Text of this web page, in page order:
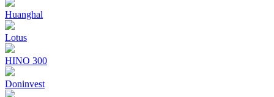
Huanghal
Lotus
HINO 300
Doninvest